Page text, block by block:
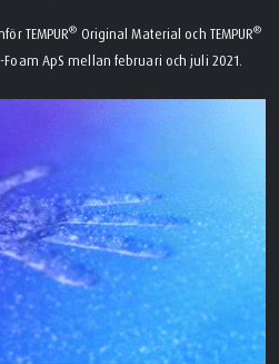
TEMPUR® Original Material och TEMPUR®
ApS mellan februari och juli 2021.